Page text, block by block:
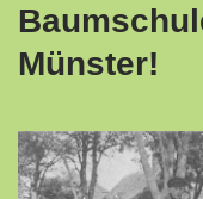
Münster!